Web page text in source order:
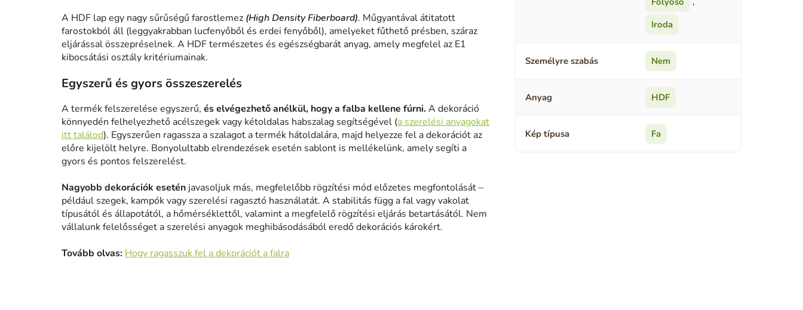
A HDF lap egy nagy sűrűségű farostlemez (High Density Fiberboard). Műgyantával átitatott
farostokból áll (leggyakrabban lucfenyőből és erdei fenyőből), amelyeket fűthető présben, száraz
eljárással összepréselnek. A HDF természetes és egészségbarát anyag, amely megfelel az E1
kibocsátási osztály kritériumainak.
Egyszerű és gyors összeszerelés
A termék felszerelése egyszerű, és elvégezhető anélkül, hogy a falba kellene fúrni. A dekoráció
könnyedén felhelyezhető acélszegek vagy kétoldalas habszalag segítségével (a szerelési anyagokat
itt találod). Egyszerűen ragassza a szalagot a termék hátoldalára, majd helyezze fel a dekorációt az
előre kijelölt helyre. Bonyolultabb elrendezések esetén sablont is mellékelünk, amely segíti a
gyors és pontos felszerelést.
Nagyobb dekorációk esetén javasoljuk más, megfelelőbb rögzítési mód előzetes megfontolását –
például szegek, kampók vagy szerelési ragasztó használatát. A stabilitás függ a fal vagy vakolat
típusától és állapotától, a hőmérséklettől, valamint a megfelelő rögzítési eljárás betartásától. Nem
vállalunk felelősséget a szerelési anyagok meghibásodásából eredő dekorációs károkért.
Tovább olvas: Hogy ragasszuk fel a dekorációt a falra
Iroda
Személyre szabás Nem
Anyag HDF
Kép típusa Fa